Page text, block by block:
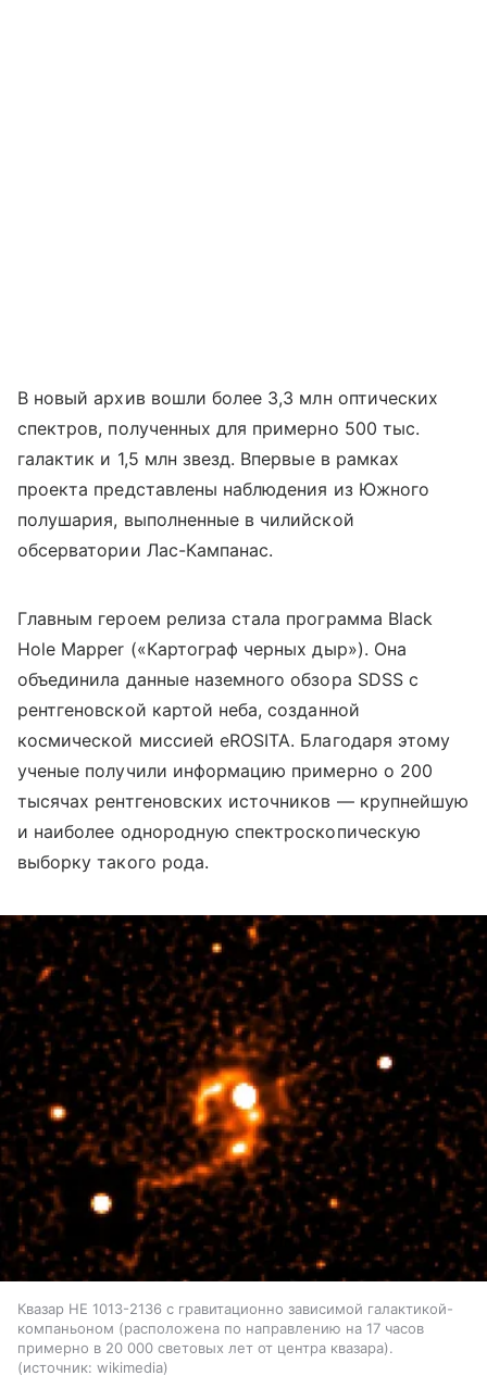
В новый архив вошли более 3,3 млн оптических
спектров, полученных для примерно 500 тыс.
галактик и 1,5 млн звезд. Впервые в рамках
проекта представлены наблюдения из Южного
полушария, выполненные в чилийской
обсерватории Лас-Кампанас.
Главным героем релиза стала программа Black
Hole Mapper («Картограф черных дыр»). Она
объединила данные наземного обзора SDSS с
рентгеновской картой неба, созданной
космической миссией eROSITA. Благодаря этому
ученые получили информацию примерно о 200
тысячах рентгеновских источников — крупнейшую
и наиболее однородную спектроскопическую
выборку такого рода.
Квазар HE 1013-2136 с гравитационно зависимой галактикой-
компаньоном (расположена по направлению на 17 часов
примерно в 20 000 световых лет от центра квазара).
источник: wikimedia